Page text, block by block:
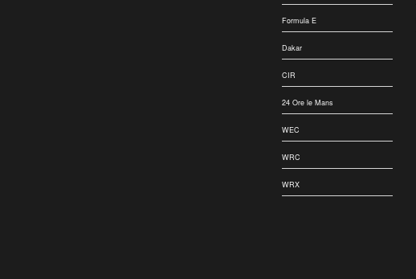
Formula E
Dakar
CIR
24 Ore le Mans
WEC
WRC
WRX